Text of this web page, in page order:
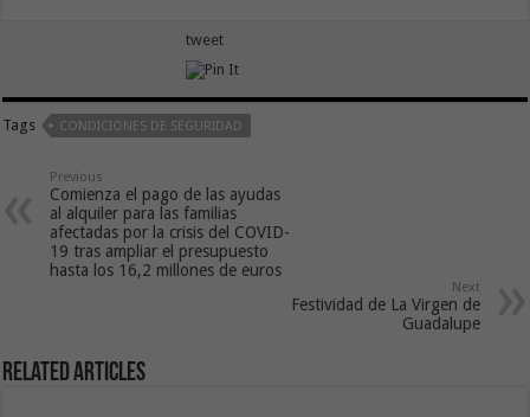
tweet
Tags CONDICIONES DE SEGURIDAD
Previous
Comienza el pago de las ayudas
al alquiler para las familias
afectadas por la crisis del COVID-
19 tras ampliar el presupuesto
hasta los 16,2 millones de euros
Next
Festividad de La Virgen de
Guadalupe
Related Articles